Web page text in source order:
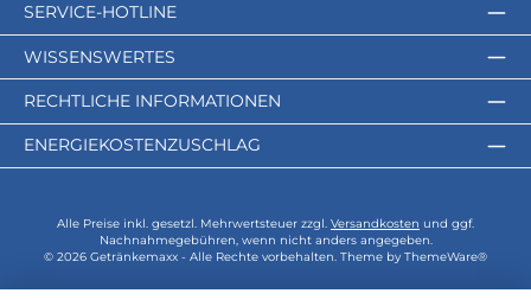
SERVICE-HOTLINE
WISSENSWERTES
RECHTLICHE INFORMATIONEN
ENERGIEKOSTENZUSCHLAG
Alle Preise inkl. gesetzl. Mehrwertsteuer zzgl. Versandkosten und ggf.
Nachnahmegebühren, wenn nicht anders angegeben.
© 2026 Getränkemaxx - Alle Rechte vorbehalten. Theme by ThemeWare®